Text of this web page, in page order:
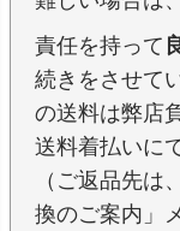
責任を持って
続きをさせて
の送料は弊店
送料着払いに
（ご返品先は
換のご案内」